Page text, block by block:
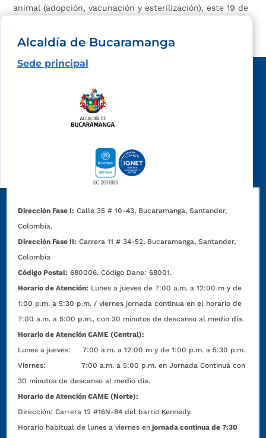
animal (adopción, vacunación y esterilización), este 19 de
Alcaldía de Bucaramanga
Sede principal
Dirección Fase I: Calle 35 # 10-43, Bucaramanga, Santander,
Colombia.
Dirección Fase II: Carrera 11 # 34-52, Bucaramanga, Santander,
Colombia
Código Postal: 680006. Código Dane: 68001.
Horario de Atención: Lunes a jueves de 7:00 a.m. a 12:00 m y de
1:00 p.m. a 5:30 p.m. / viernes jornada continua en el horario de
7:00 a.m. a 5:00 p.m., con 30 minutos de descanso al medio día.
Horario de Atención CAME (Central):
Lunes a jueves: 7:00 a.m. a 12:00 m y de 1:00 p.m. a 5:30 p.m.
Viernes: 7:00 a.m. a 5:00 p.m. en Jornada Continua con
30 minutos de descanso al medio día.
Horario de Atención CAME (Norte):
Dirección:Carrera 12 #16N-84 del barrio Kennedy.
Horario habitual de lunes a viernes en jornada continua de 7:30